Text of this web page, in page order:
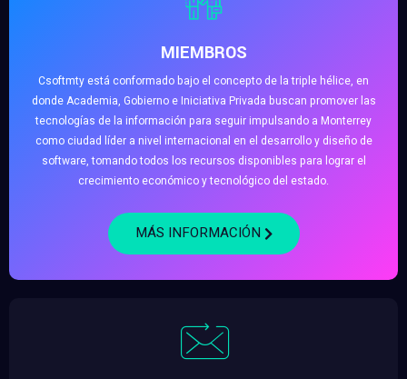
MIEMBROS
Csoftmty está conformado bajo el concepto de la triple hélice, en
donde Academia, Gobierno e Iniciativa Privada buscan promover las
tecnologías de la información para seguir impulsando a Monterrey
como ciudad líder a nivel internacional en el desarrollo y diseño de
software, tomando todos los recursos disponibles para lograr el
crecimiento económico y tecnológico del estado.
MÁS INFORMACIÓN